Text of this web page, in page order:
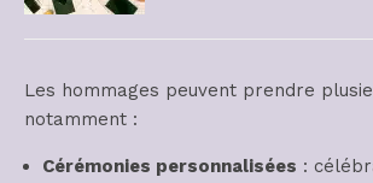
Les hommages peuvent prendre
notamment :
Cérémonies personnalisées :